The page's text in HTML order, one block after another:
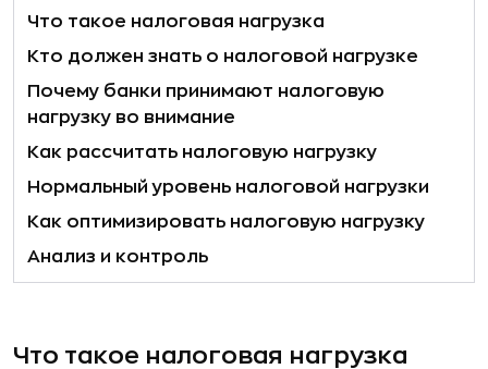
Что такое налоговая нагрузка
Кто должен знать о налоговой нагрузке
Почему банки принимают налоговую
нагрузку во внимание
Как рассчитать налоговую нагрузку
Нормальный уровень налоговой нагрузки
Как оптимизировать налоговую нагрузку
Анализ и контроль
Что такое налоговая нагрузка